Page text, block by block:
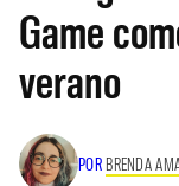
Game
verano
POR BRENDA